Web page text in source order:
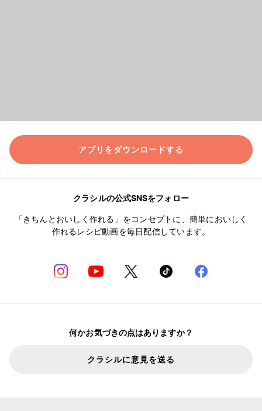
アプリをダウンロードする
クラシルの公式SNSをフォロー
「きちんとおいしく作れる」をコンセプトに、簡単においしく
作れるレシピ動画を毎日配信しています。
何かお気づきの点はありますか？
クラシルに意見を送る